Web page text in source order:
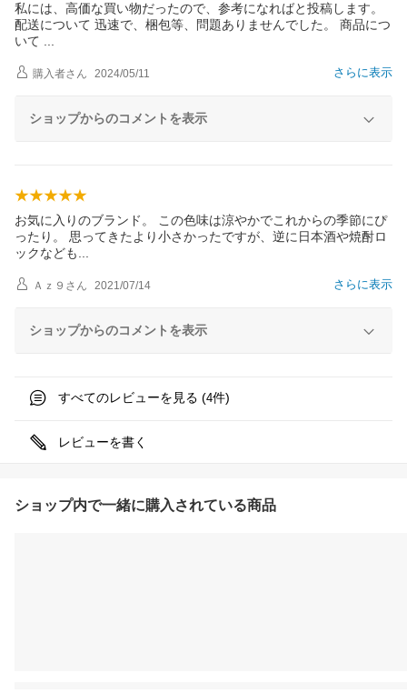
私には、高価な買い物だったので、参考になればと投稿します。
配送について 迅速で、梱包等、問題ありませんでした。 商品につ
いて
さらに表示
購入者さん 2024/05/11
ショップからのコメントを表示
お気に入りのブランド。 この色味は涼やかでこれからの季節にぴ
ったり。 思ってきたより小さかったですが、逆に日本酒や焼酎ロ
ックなども
さらに表示
Ａｚ９ さん 2021/07/14
ショップからのコメントを表示
すべてのレビューを見る (4件)
レビューを書く
ショップ内で一緒に購入されている商品